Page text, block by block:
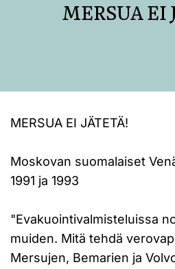
MERSUA EI
MERSUA EI JÄTETÄ!
Moskovan suomalaiset
1991 ja 1993
"Evakuointivalmisteluissa
muiden. Mitä tehdä
Mersujen, Bemarien ja